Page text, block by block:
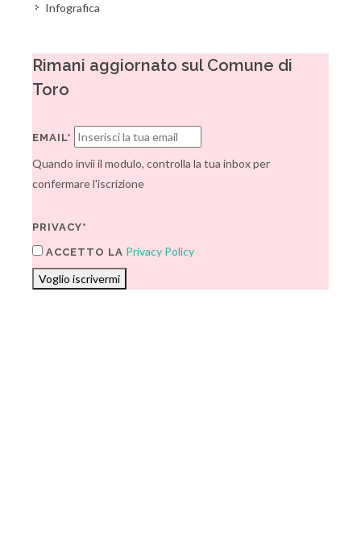
Infografica
Rimani aggiornato sul Comune di
Toro
EMAIL*
Quando invii il modulo, controlla la tua inbox per
confermare l'iscrizione
PRIVACY*
ACCETTO LA Privacy Policy
Voglio iscrivermi